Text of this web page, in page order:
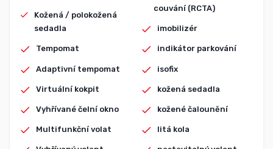
Kožená / polokožená
sedadla
Tempomat
Adaptivní tempomat
Virtuální kokpit
Vyhřívané čelní okno
Multifunkční volat
couvání (RCTA)
imobilizér
indikátor parkování
isofix
kožená sedadla
kožené čalounění
litá kola